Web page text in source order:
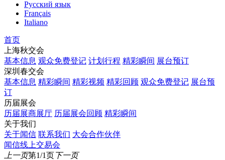
Русский язык
Français
Italiano
首页
上海秋交会
基本信息 观众免费登记 计划行程 精彩瞬间 展台预订
深圳春交会
基本信息 精彩瞬间 精彩视频 精彩回顾 观众免费登记 展台预
订
历届展会
历届展商展厅 历届展会回顾 精彩瞬间
关于我们
关于闻信 联系我们 大会合作伙伴
闻信线上交易会
上一页第1/1页下一页